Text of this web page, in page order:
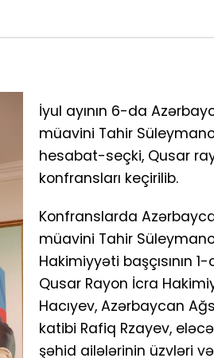
İyul ayının 6-da
müavini Tahir
hesabat-seçki, Qusar
konfransları keçirilib.
Konfranslarda
müavini Tahir
Hakimiyyəti başçısının
Qusar Rayon İcra
Hacıyev, Azərbaycan
katibi Rafiq Rzayev,
şəhid ailələrinin üzvləri